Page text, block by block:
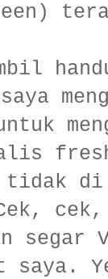
tidak